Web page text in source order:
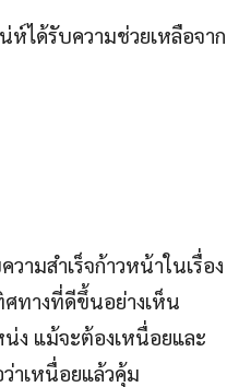
ห์ได้รับความช่วยเหลือจาก
ามสำเร็จก้าวหน้าในเรื่อง
ทางที่ดีขึ้นอย่างเห็น
ง แม้จะต้องเหนื่อยและ
าเหนื่อยแล้วคุ้ม